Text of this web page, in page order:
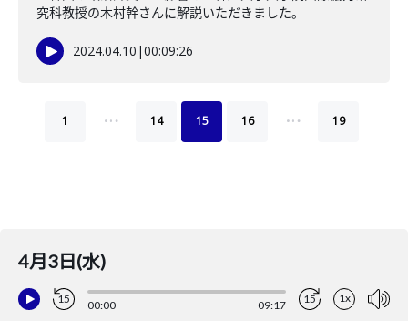
究科教授の木村幹さんに解説いただきました。
2024.04.10 |00:09:26
1 … 14 15 16 … 19
4月3日(水)
15 00:00 09:17 15 1x